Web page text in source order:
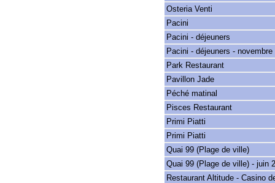
Osteria Venti
Pacini
Pacini - déjeuners
Pacini - déjeuners - novembre
Park Restaurant
Pavillon Jade
Péché matinal
Pisces Restaurant
Primi Piatti
Primi Piatti
Quai 99 (Plage de ville)
Quai 99 (Plage de ville) - juin
Restaurant Altitude - Casino